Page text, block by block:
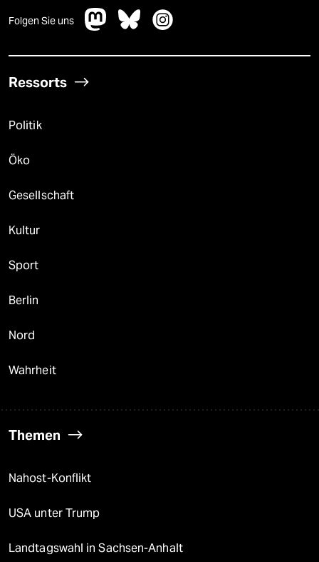
Folgen Sie uns
Ressorts
Politik
Öko
Gesellschaft
Kultur
Sport
Berlin
Nord
Wahrheit
Themen
Nahost-Konflikt
USA unter Trump
Landtagswahl in Sachsen-Anhalt